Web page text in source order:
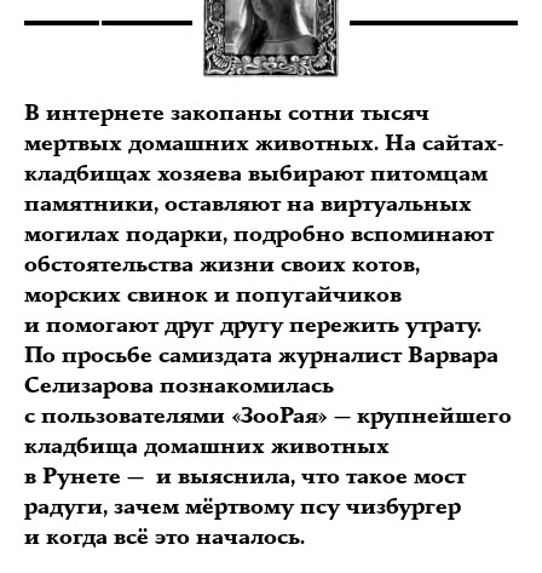
В интернете закопаны сотни тысяч
мертвых домашних животных. На сайтах-
кладбищах хозяева выбирают питомцам
памятники, оставляют на виртуальных
могилах подарки, подробно вспоминают
обстоятельства жизни своих котов,
морских свинок и попугайчиков
и помогают друг другу пережить утрату.
По просьбе самиздата журналист Варвара
Селизарова познакомилась
с пользователями «ЗооРая» — крупнейшего
кладбища домашних животных
в Рунете — и выяснила, что такое мост
радуги, зачем мёртвому псу чизбургер
и когда всё это началось.